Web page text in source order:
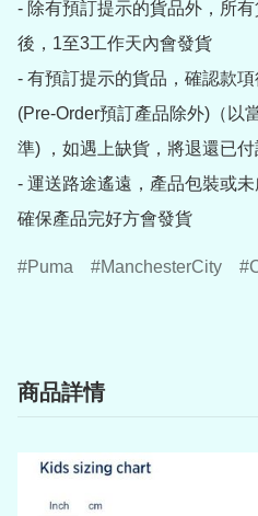
- 除有預訂提示的貨品外，所
後，1至3工作天內會發貨
- 有預訂提示的貨品，確認款
(Pre-Order預訂產品除外)（以
準) ，如遇上缺貨，將退還已付
- 運送路途遙遠，產品包裝或
確保產品完好方會發貨
Puma ManchesterCity
商品詳情